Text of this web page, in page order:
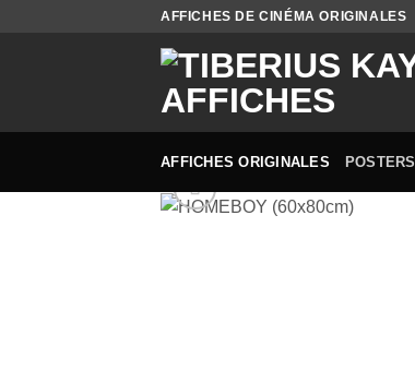
AFFICHES DE CINÉMA ORIGINALES
AFFICHES ORIGINALES POSTERS